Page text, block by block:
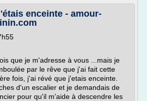
enceinte - amour-
que je m'adresse à vous ...mais je
par le rêve que j'ai fait cette
fois, j'ai révé que j'etais enceinte.
d'un escalier et je demandais de
pour qu'il m'aide à descendre les